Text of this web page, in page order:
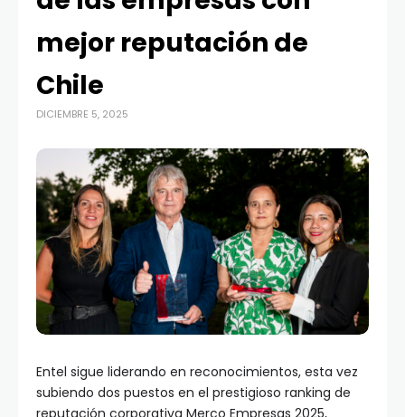
mejor reputación de
Chile
DICIEMBRE 5, 2025
Entel sigue liderando en reconocimientos, esta vez
subiendo dos puestos en el prestigioso ranking de